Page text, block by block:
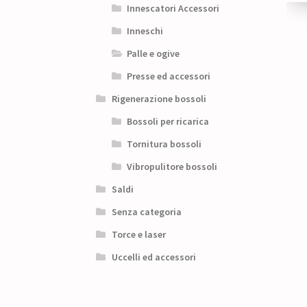
Innescatori Accessori
Inneschi
Palle e ogive
Presse ed accessori
Rigenerazione bossoli
Bossoli per ricarica
Tornitura bossoli
Vibropulitore bossoli
Saldi
Senza categoria
Torce e laser
Uccelli ed accessori